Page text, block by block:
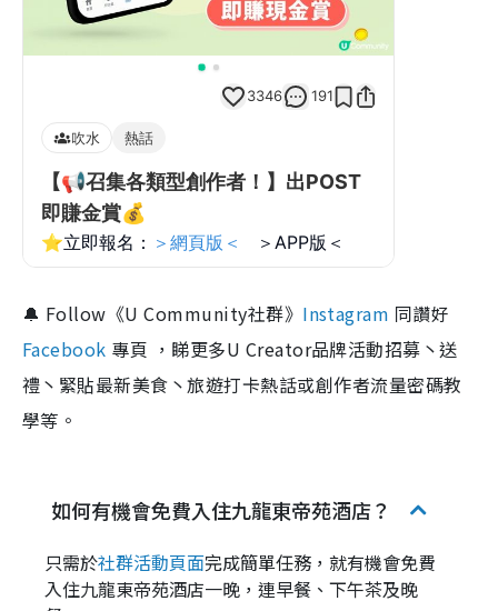
🔔 Follow《U Community社群》 Instagram 同讚好
Facebook 專頁 ，睇更多U Creator品牌活動招募丶送
禮丶緊貼最新美食丶旅遊打卡熱話或創作者流量密碼教
學等。
如何有機會免費入住九龍東帝苑酒店？
只需於社群活動頁面完成簡單任務，就有機會免費
入住九龍東帝苑酒店一晚，連早餐、下午茶及晚